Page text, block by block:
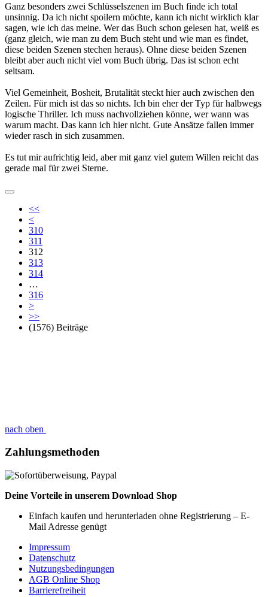
Ganz besonders zwei Schlüsselszenen im Buch finde ich total
unsinnig. Da ich nicht spoilern möchte, kann ich nicht wirklich klar
sagen, wie ich das meine. Wer das Buch schon gelesen hat, weiß es
(ganz gleich, wie man zu dem Buch steht und wie man es findet,
diese beiden Szenen stechen heraus). Ohne diese beiden Szenen
bleibt aber auch nicht viel vom Buch übrig. Das ist schon echt
seltsam.
Viel Gemeinheit, Bosheit, Brutalität steckt hier auch zwischen den
Zeilen. Für mich ist das so nichts. Ich bin eher der Typ für halbwegs
logische Thriller. Ich muss nachvollziehen könne, wer wann was
warum macht. Das kann ich hier nicht. Gute Ansätze fallen immer
wieder rasch in sich zusammen.
Es tut mir aufrichtig leid, aber mit ganz viel gutem Willen reicht das
gerade mal für zwei Sterne.
<<
<
310
311
312
313
314
…
316
>
>>
(1576) Beiträge
nach oben
Zahlungsmethoden
Deine Vorteile in unserem Download Shop
Einfach kaufen und herunterladen ohne Registrierung – E-
Mail Adresse genügt
Impressum
Datenschutz
Nutzungsbedingungen
AGB Online Shop
Barrierefreiheit